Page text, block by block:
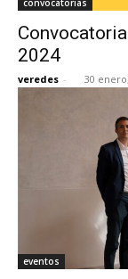
convocatorias
2024
veredes - 30
eventos